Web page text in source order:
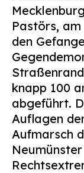
Pastörs,
den
knapp 100
abgeführt.
Auflagen
Aufmarsch